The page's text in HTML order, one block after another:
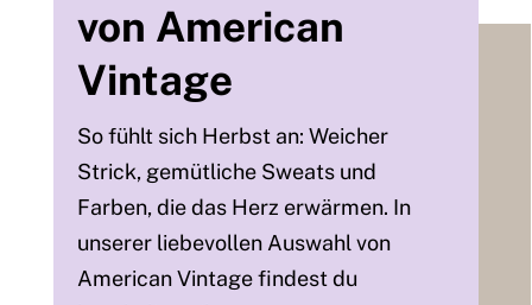
von American
Vintage
So fühlt sich Herbst an: Weicher
Strick, gemütliche Sweats und
Farben, die das Herz erwärmen. In
unserer liebevollen Auswahl von
American Vintage findest du